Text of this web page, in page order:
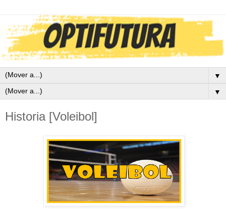
▼
▼
Historia [Voleibol]